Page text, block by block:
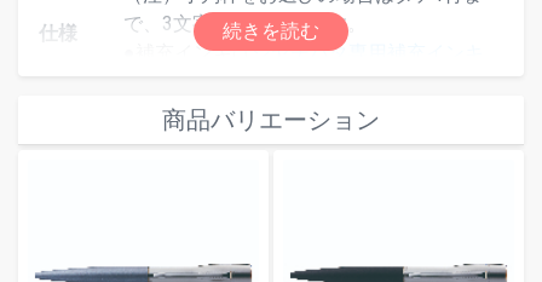
仕様
で、3文字までとなります。
●補充インキはシヤチハタ専用補充インキ
●ボールペン替芯は当サイトからのご購入は
できません。ご了承ください。
商品バリエーション